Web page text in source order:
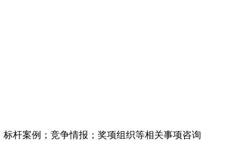
杆案例；竞争情报；奖项组织等相关事项咨询